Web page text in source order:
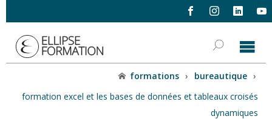
formations › bureautique ›
formation excel et les bases de données et tableaux croisés
dynamiques